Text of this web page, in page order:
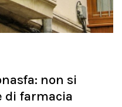
non si
di farmacia